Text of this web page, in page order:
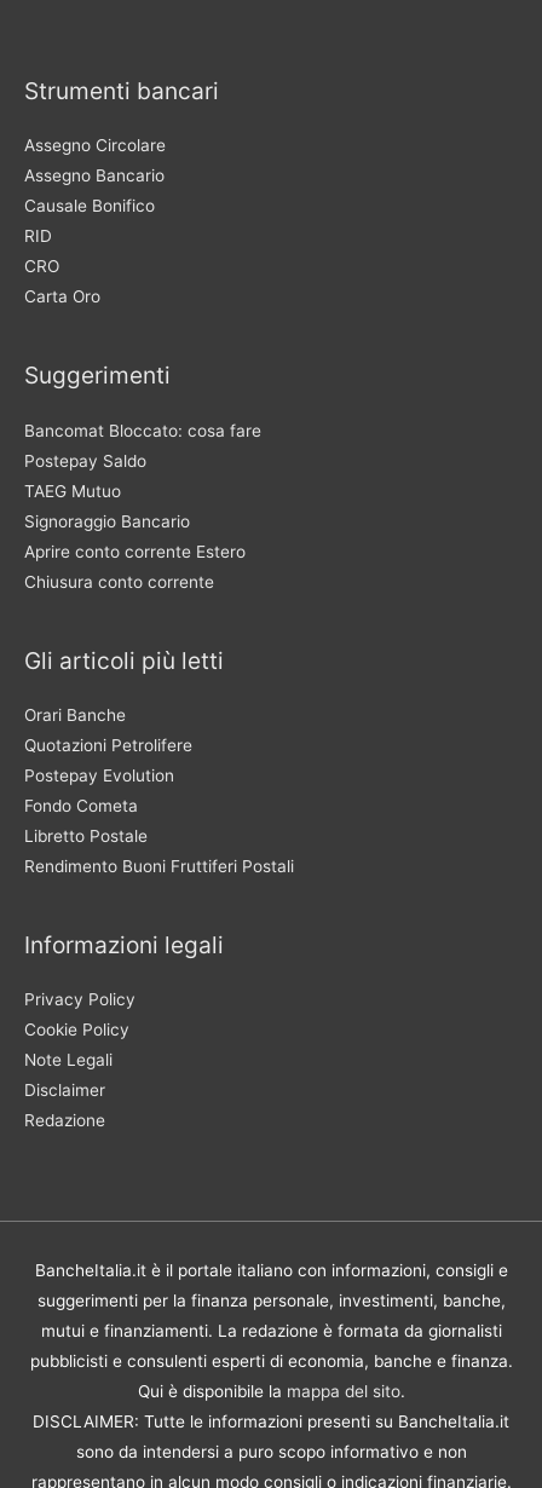
Strumenti bancari
Assegno Circolare
Assegno Bancario
Causale Bonifico
RID
CRO
Carta Oro
Suggerimenti
Bancomat Bloccato: cosa fare
Postepay Saldo
TAEG Mutuo
Signoraggio Bancario
Aprire conto corrente Estero
Chiusura conto corrente
Gli articoli più letti
Orari Banche
Quotazioni Petrolifere
Postepay Evolution
Fondo Cometa
Libretto Postale
Rendimento Buoni Fruttiferi Postali
Informazioni legali
Privacy Policy
Cookie Policy
Note Legali
Disclaimer
Redazione
BancheItalia.it è il portale italiano con informazioni, consigli e
suggerimenti per la finanza personale, investimenti, banche,
mutui e finanziamenti. La redazione è formata da giornalisti
pubblicisti e consulenti esperti di economia, banche e finanza.
Qui è disponibile la mappa del sito.
DISCLAIMER: Tutte le informazioni presenti su BancheItalia.it
sono da intendersi a puro scopo informativo e non
rappresentano in alcun modo consigli o indicazioni finanziarie.